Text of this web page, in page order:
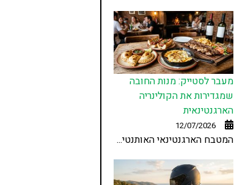
מעבר לסטייק: מנות החובה
שמגדירות את הקולינריה
הארגנטינאית
12/07/2026
המטבח הארגנטינאי האותנטי...